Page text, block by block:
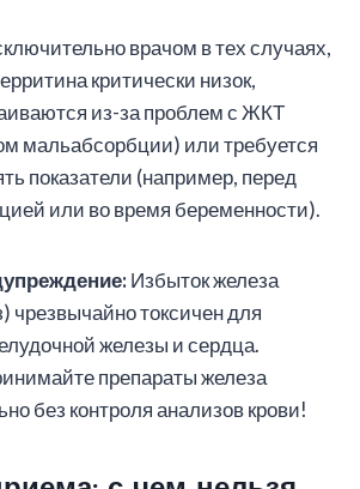
врачом в тех случаях,
критически низок,
из-за проблем с ЖКТ
мальабсорбции) или требуется
показатели (например, перед
или во время беременности).
Избыток железа
чрезвычайно токсичен для
железы и сердца.
препараты железа
без контроля анализов крови!